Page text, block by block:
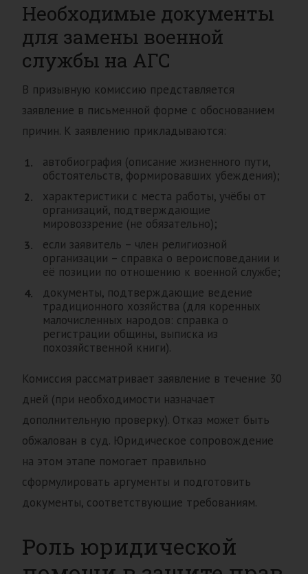
Необходимые документы
для замены военной
службы на АГС
В призывную комиссию представляется
заявление в письменной форме с обоснованием
причин. К заявлению прикладываются:
автобиография (описание жизненного пути,
обстоятельств, формировавших убеждения);
характеристики с места работы, учёбы от
организаций, подтверждающие
мировоззрение (не обязательно);
если заявитель – член религиозной
организации – справка о вероисповедании и
её позиции по отношению к военной службе;
документы, подтверждающие ведение
традиционного хозяйства (для коренных
малочисленных народов: справка о
регистрации общины, выписка из
похозяйственной книги).
Комиссия рассматривает заявление в течение 30
дней (при необходимости назначает
дополнительную проверку). Отказ может быть
обжалован в суд. Юридическое сопровождение
на этом этапе помогает правильно
сформулировать аргументы и подготовить
документы, соответствующие требованиям.
Роль юридической